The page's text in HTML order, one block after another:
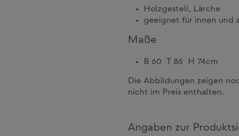
Holzgestell, Lärche
geeignet für innen und
Maße
B 60 T 86 H 74cm
Die Abbildungen zeigen
nicht im Preis enthalten.
Angaben zur